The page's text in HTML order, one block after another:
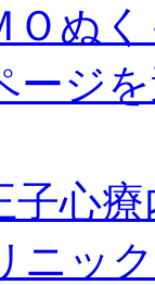
ぬく
ージ
心療
ニッ